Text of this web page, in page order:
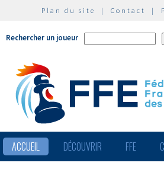
Plan du site | Contact |
Rechercher un joueur
ACCUEIL DÉCOUVRIR FFE